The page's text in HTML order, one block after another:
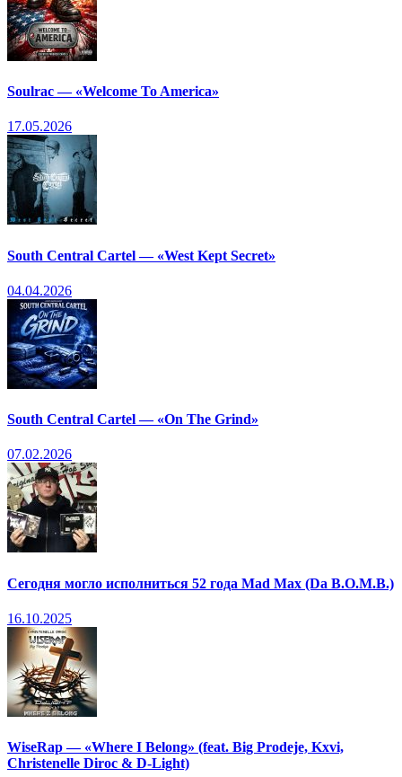
Soulrac — «Welcome To America»
17.05.2026
South Central Cartel — «West Kept Secret»
04.04.2026
South Central Cartel — «On The Grind»
07.02.2026
Сегодня могло исполниться 52 года Mad Max (Da B.O.M.B.)
16.10.2025
WiseRap — «Where I Belong» (feat. Big Prodeje, Kxvi,
Christenelle Diroc & D-Light)